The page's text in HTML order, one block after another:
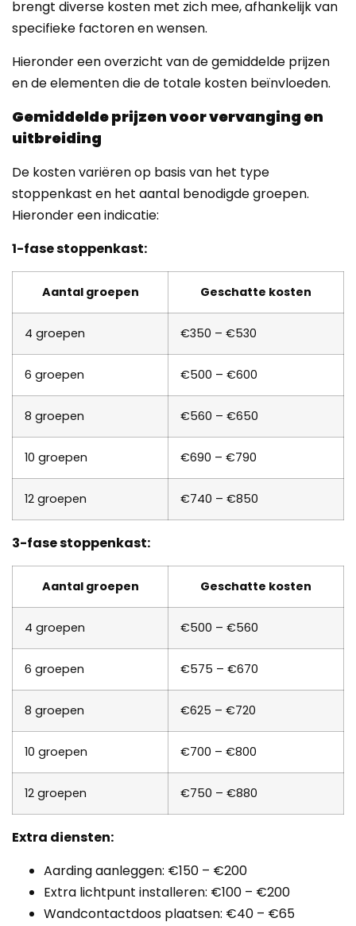
brengt diverse kosten met zich mee, afhankelijk van
specifieke factoren en wensen.
Hieronder een overzicht van de gemiddelde prijzen
en de elementen die de totale kosten beïnvloeden.
Gemiddelde prijzen voor vervanging en
uitbreiding
De kosten variëren op basis van het type
stoppenkast en het aantal benodigde groepen.
Hieronder een indicatie:
1-fase stoppenkast:
Aantal groepen Geschatte kosten
4 groepen €350 – €530
6 groepen €500 – €600
8 groepen €560 – €650
10 groepen €690 – €790
12 groepen €740 – €850
3-fase stoppenkast:
Aantal groepen Geschatte kosten
4 groepen €500 – €560
6 groepen €575 – €670
8 groepen €625 – €720
10 groepen €700 – €800
12 groepen €750 – €880
Extra diensten:
Aarding aanleggen: €150 – €200
Extra lichtpunt installeren: €100 – €200
Wandcontactdoos plaatsen: €40 – €65